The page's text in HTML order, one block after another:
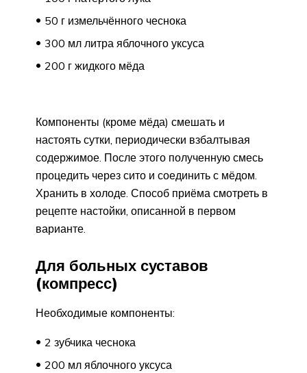
50 г измельчённого чеснока
300 мл литра яблочного уксуса
200 г жидкого мёда
Компоненты (кроме мёда) смешать и
настоять сутки, периодически взбалтывая
содержимое. После этого полученную смесь
процедить через сито и соединить с мёдом.
Хранить в холоде. Способ приёма смотреть в
рецепте настойки, описанной в первом
варианте.
Для больных суставов
(компресс)
Необходимые компоненты:
2 зубчика чеснока
200 мл яблочного уксуса